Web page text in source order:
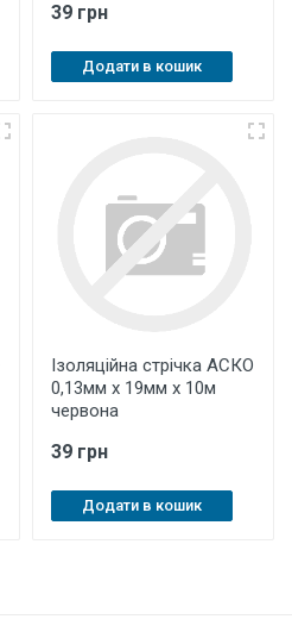
39 грн
Додати в кошик
Ізоляційна стрічка АСКО
0,13мм х 19мм х 10м
червона
39 грн
Додати в кошик